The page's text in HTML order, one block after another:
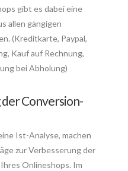
gibt es dabei eine
allen gängigen
(Kreditkarte, Paypal,
Kauf auf Rechnung,
bei Abholung)
Conversion-
Ist-Analyse, machen
zur Verbesserung der
Onlineshops. Im